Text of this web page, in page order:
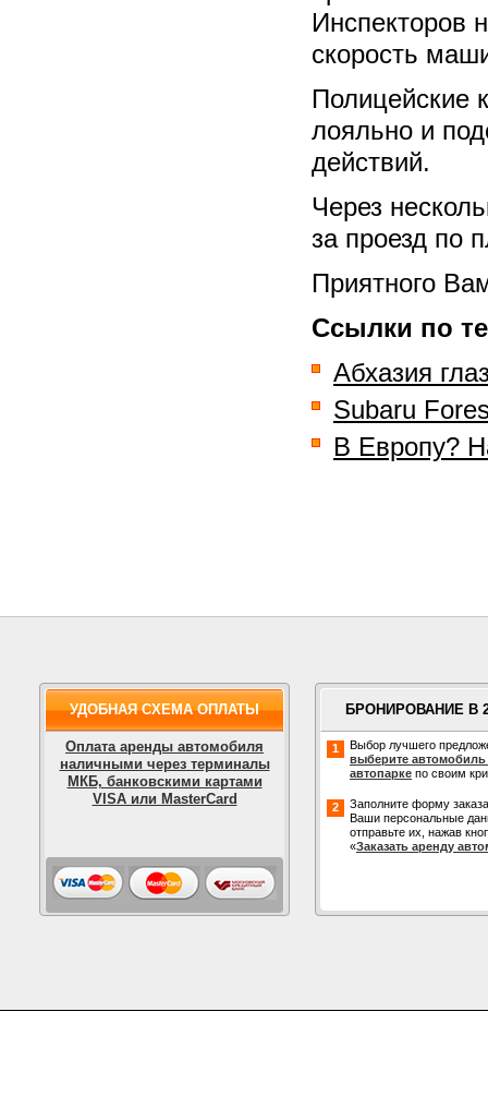
Инспекторов
скорость
Полицейские
лояльно и
действий.
Через
за проезд по
Приятного
Ссылки по
Абхазия
Subaru
В Европу?
УДОБНАЯ СХЕМА ОПЛАТЫ
Оплата аренды автомобиля
наличными через терминалы
МКБ, банковскими картами
VISA или MasterCard
БРОНИРОВАНИЕ В
1
Выбор лучшего
выберите
автопарке по своим
2
Заполните форму
Ваши персональные
отправьте их, нажав
«Заказать аренду